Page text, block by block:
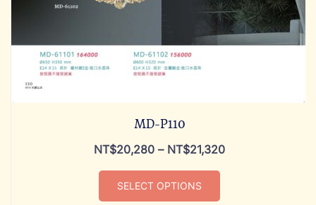
MD-P110
NT$20,280 – NT$21,320
SELECT OPTIONS